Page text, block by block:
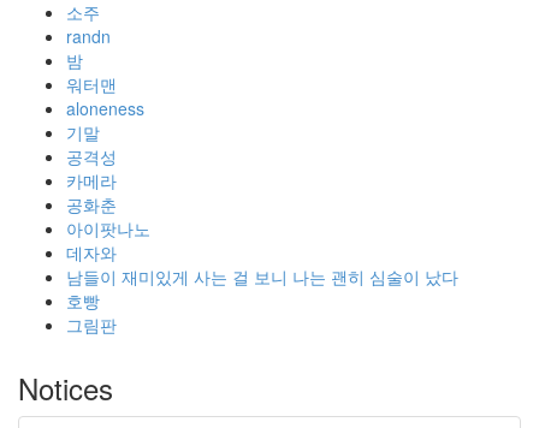
소주
randn
밤
워터맨
aloneness
기말
공격성
카메라
공화춘
아이팟나노
데자와
남들이 재미있게 사는 걸 보니 나는 괜히 심술이 났다
호빵
그림판
Notices